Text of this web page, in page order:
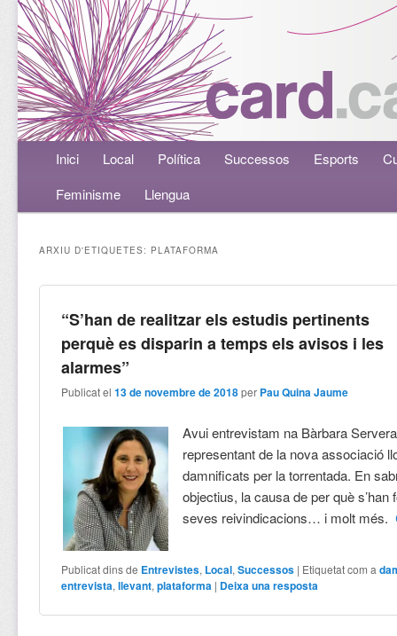
Menú principalAneu al contingut principal
Aneu al contingut secundari
Inici Local Política Successos Esports
Feminisme
Llengua
ARXIU D'ETIQUETES: PLATAFORMA
“S’han de realitzar els estudis pertinents
perquè es disparin a temps els avisos i les
alarmes”
Publicat el13 de novembre de 2018 per Pau Quina Jaume
Avui entrevistam na Bàrbara
representant de la nova associació
damnificats per la torrentada. En
objectius, la causa de per què s’han
seves reivindicacions… i molt més.
Publicat dins de Entrevistes, Local,Successos | Etiquetat com a
entrevista,llevant,plataforma | Deixa una resposta